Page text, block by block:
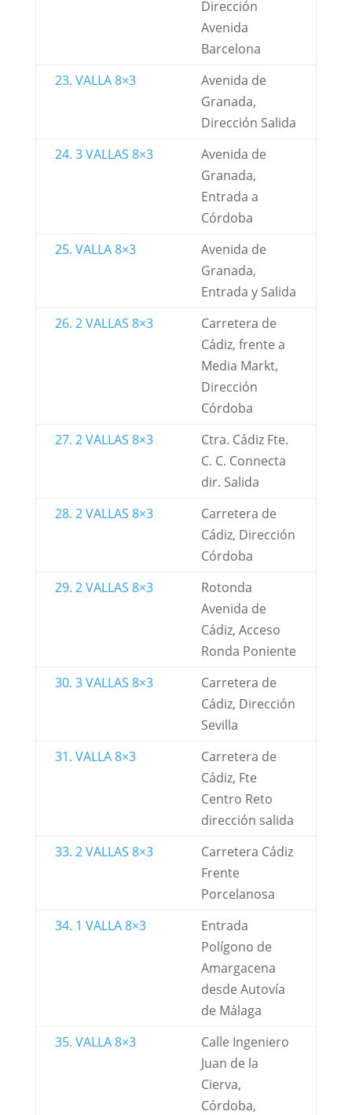
Dirección
Avenida
Barcelona
23. VALLA 8×3
Avenida de
Granada,
Dirección Salida
24. 3 VALLAS 8×3
Avenida de
Granada,
Entrada a
Córdoba
25. VALLA 8×3
Avenida de
Granada,
Entrada y Salida
26. 2 VALLAS 8×3
Carretera de
Cádiz, frente a
Media Markt,
Dirección
Córdoba
27. 2 VALLAS 8×3
Ctra. Cádiz Fte.
C. C. Connecta
dir. Salida
28. 2 VALLAS 8×3
Carretera de
Cádiz, Dirección
Córdoba
29. 2 VALLAS 8×3
Rotonda
Avenida de
Cádiz, Acceso
Ronda Poniente
30. 3 VALLAS 8×3
Carretera de
Cádiz, Dirección
Sevilla
31. VALLA 8×3
Carretera de
Cádiz, Fte
Centro Reto
dirección salida
33. 2 VALLAS 8×3
Carretera Cádiz
Frente
Porcelanosa
34. 1 VALLA 8×3
Entrada
Polígono de
Amargacena
desde Autovía
de Málaga
35. VALLA 8×3
Calle Ingeniero
Juan de la
Cierva,
Córdoba,